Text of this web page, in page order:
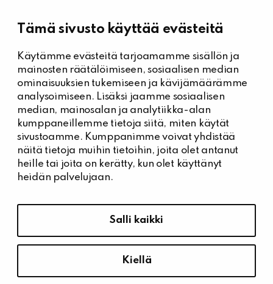
Tämä sivusto käyttää evästeitä
Käytämme evästeitä tarjoamamme sisällön ja
mainosten räätälöimiseen, sosiaalisen median
ominaisuuksien tukemiseen ja kävijämäärämme
analysoimiseen. Lisäksi jaamme sosiaalisen
median, mainosalan ja analytiikka-alan
kumppaneillemme tietoja siitä, miten käytät
sivustoamme. Kumppanimme voivat yhdistää
näitä tietoja muihin tietoihin, joita olet antanut
heille tai joita on kerätty, kun olet käyttänyt
heidän palvelujaan.
Salli kaikki
Kiellä
Kiinteistöhuolto
Päivystysnumero, Kiinteistöässät
044 704 7632
Kiinteistönhuollon yhteystiedot
Tee vikailmoitus